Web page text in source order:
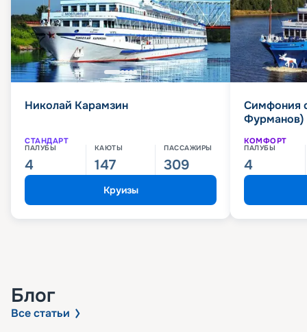
Николай Карамзин
СТАНДАРТ
ПАЛУБЫ
4
КАЮТЫ
147
ПАССАЖИРЫ
309
Круизы
Симфония
Фурманов)
КОМФОРТ
ПАЛУБЫ
4
Блог
Все статьи